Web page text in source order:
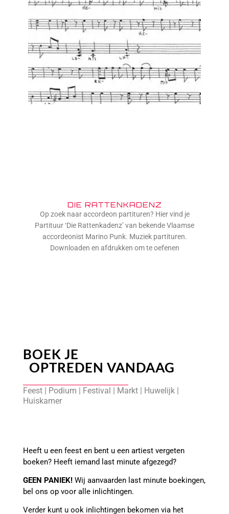
DIE RATTENKADENZ
Op zoek naar accordeon partituren? Hier vind je
Partituur ‘Die Rattenkadenz’ van bekende Vlaamse
accordeonist Marino Punk. Muziek partituren.
Downloaden en afdrukken om te oefenen
BOEK JE
OPTREDEN VANDAAG
Feest | Podium | Festival | Markt | Huwelijk |
Huiskamer
Heeft u een feest en bent u een artiest vergeten
boeken? Heeft iemand last minute afgezegd?
GEEN PANIEK!Wij aanvaarden last minute boekingen,
bel ons op voor alle inlichtingen.
Verder kunt u ook inlichtingen bekomen via het